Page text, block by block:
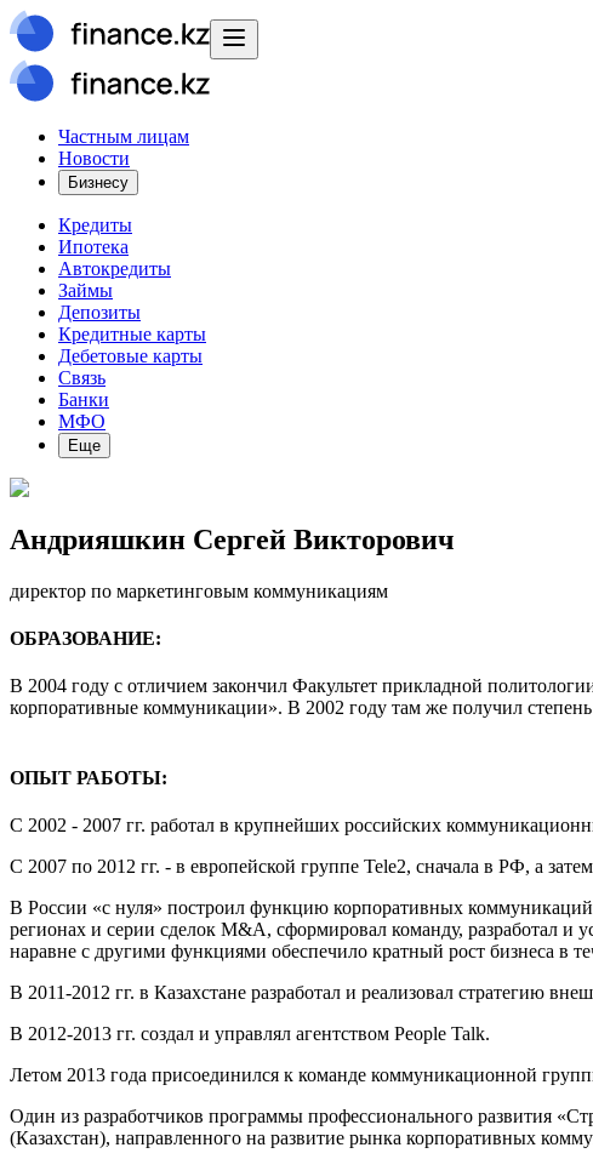
Частным лицам
Новости
Бизнесу
Кредиты
Ипотека
Автокредиты
Займы
Депозиты
Кредитные карты
Дебетовые карты
Связь
Банки
МФО
Еще
Андрияшкин Сергей Викторович
директор по маркетинговым коммуникациям
ОБРАЗОВАНИЕ:
В 2004 году с отличием закончил Факультет прикладной
корпоративные коммуникации». В 2002 году там же получил
ОПЫТ РАБОТЫ:
С 2002 - 2007 гг. работал в крупнейших российских
С 2007 по 2012 гг. - в европейской группе Tele2, сначала в РФ, а
В России «с нуля» построил функцию корпоративных
регионах и серии сделок M&A, сформировал команду, разработал и
наравне с другими функциями обеспечило кратный рост бизнеса в
В 2011-2012 гг. в Казахстане разработал и реализовал стратегию
В 2012-2013 гг. создал и управлял агентством People Talk.
Летом 2013 года присоединился к команде коммуникационной
Один из разработчиков программы профессионального развития
(Казахстан), направленного на развитие рынка корпоративных